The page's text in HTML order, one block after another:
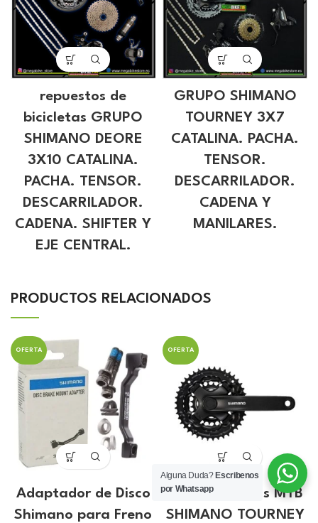
repuestos de
bicicletas GRUPO
SHIMANO DEORE
3X10 CATALINA.
PACHA. TENSOR.
DESCARRILADOR.
CADENA. SHIFTER Y
EJE CENTRAL.
GRUPO SHIMANO
TOURNEY 3X7
CATALINA. PACHA.
TENSOR.
DESCARRILADOR.
CADENA Y
MANILARES.
PRODUCTOS RELACIONADOS
OFERTA
Adaptador de Disco
Shimano para Freno
OFERTA
Catalina Bielas MTB
SHIMANO TOURNEY
Alguna Duda? Escribenos
por Whatsapp